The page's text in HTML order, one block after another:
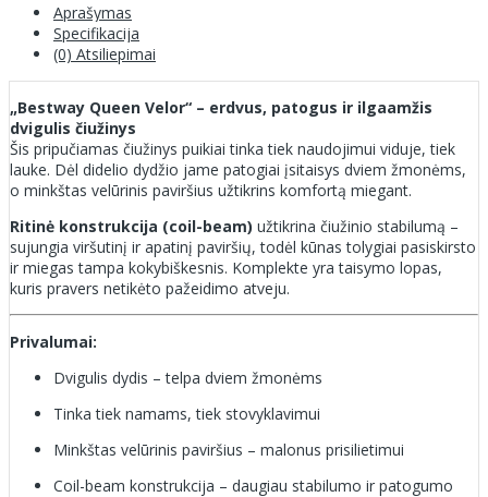
Aprašymas
Specifikacija
(0) Atsiliepimai
„Bestway Queen Velor“ – erdvus, patogus ir ilgaamžis
dvigulis čiužinys
Šis pripučiamas čiužinys puikiai tinka tiek naudojimui viduje, tiek
lauke. Dėl didelio dydžio jame patogiai įsitaisys dviem žmonėms,
o minkštas velūrinis paviršius užtikrins komfortą miegant.
Ritinė konstrukcija (coil-beam) užtikrina čiužinio stabilumą –
sujungia viršutinį ir apatinį paviršių, todėl kūnas tolygiai pasiskirsto
ir miegas tampa kokybiškesnis. Komplekte yra taisymo lopas,
kuris pravers netikėto pažeidimo atveju.
Privalumai:
Dvigulis dydis – telpa dviem žmonėms
Tinka tiek namams, tiek stovyklavimui
Minkštas velūrinis paviršius – malonus prisilietimui
Coil-beam konstrukcija – daugiau stabilumo ir patogumo